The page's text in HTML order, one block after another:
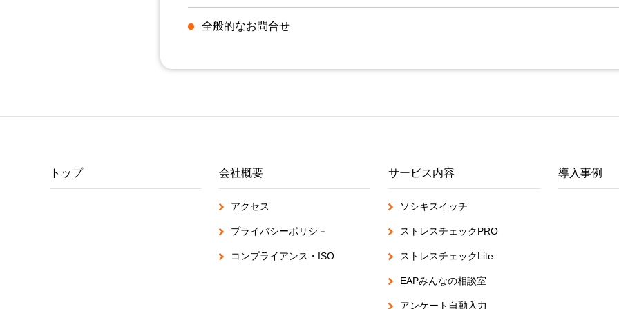
全般的なお問合せ
トップ 会社概要
アクセス
プライバシーポリシ－
コンプライアンス・ISO
サービス内容
ソシキスイッチ
ストレスチェックPRO
ストレスチェックLite
EAPみんなの相談室
アンケート自動入力
導入事例